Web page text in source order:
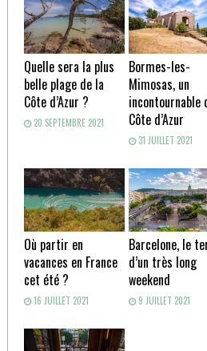
Quelle sera la plus
belle plage de la
Côte d’Azur ?
20 SEPTEMBRE 2021
Bormes-les-
Mimosas, un
incontournable
Côte d’Azur
31 JUILLET 2021
Où partir en
vacances en France
cet été ?
16 JUILLET 2021
Barcelone, le
d’un très long
weekend
9 JUILLET 2021